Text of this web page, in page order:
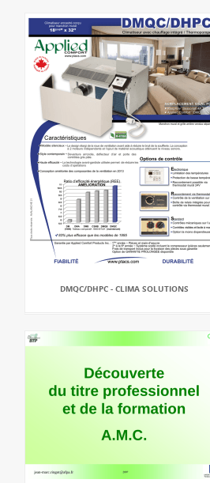
DMQC/DHPC - CLIMA SOLUTIONS